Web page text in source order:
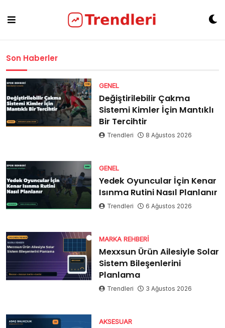
content
Son Haberler
GENEL
Değiştirilebilir Çakma
Sistemi Kimler İçin Mantıklı
Bir Tercihtir
Trendleri 8 Ağustos 2026
GENEL
Yedek Oyuncular İçin Kenar
Isınma Rutini Nasıl Planlanır
Trendleri 6 Ağustos 2026
MARKA REHBERI
Mexxsun Ürün Ailesiyle Solar
Sistem Bileşenlerini
Planlama
Trendleri 3 Ağustos 2026
AKSESUAR